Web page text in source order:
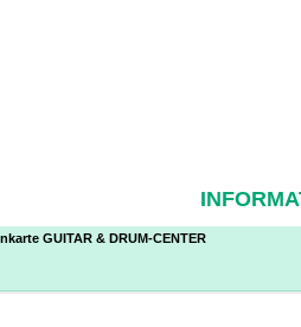
GUITAR & DRUM-CENTER